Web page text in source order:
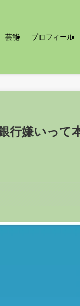
芸能 プロフィール
行嫌いって